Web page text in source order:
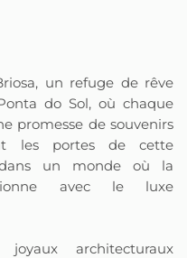
un refuge de rêve
do Sol, où chaque
promesse de souvenirs
les portes de cette
un monde où la
avec le luxe
architecturaux